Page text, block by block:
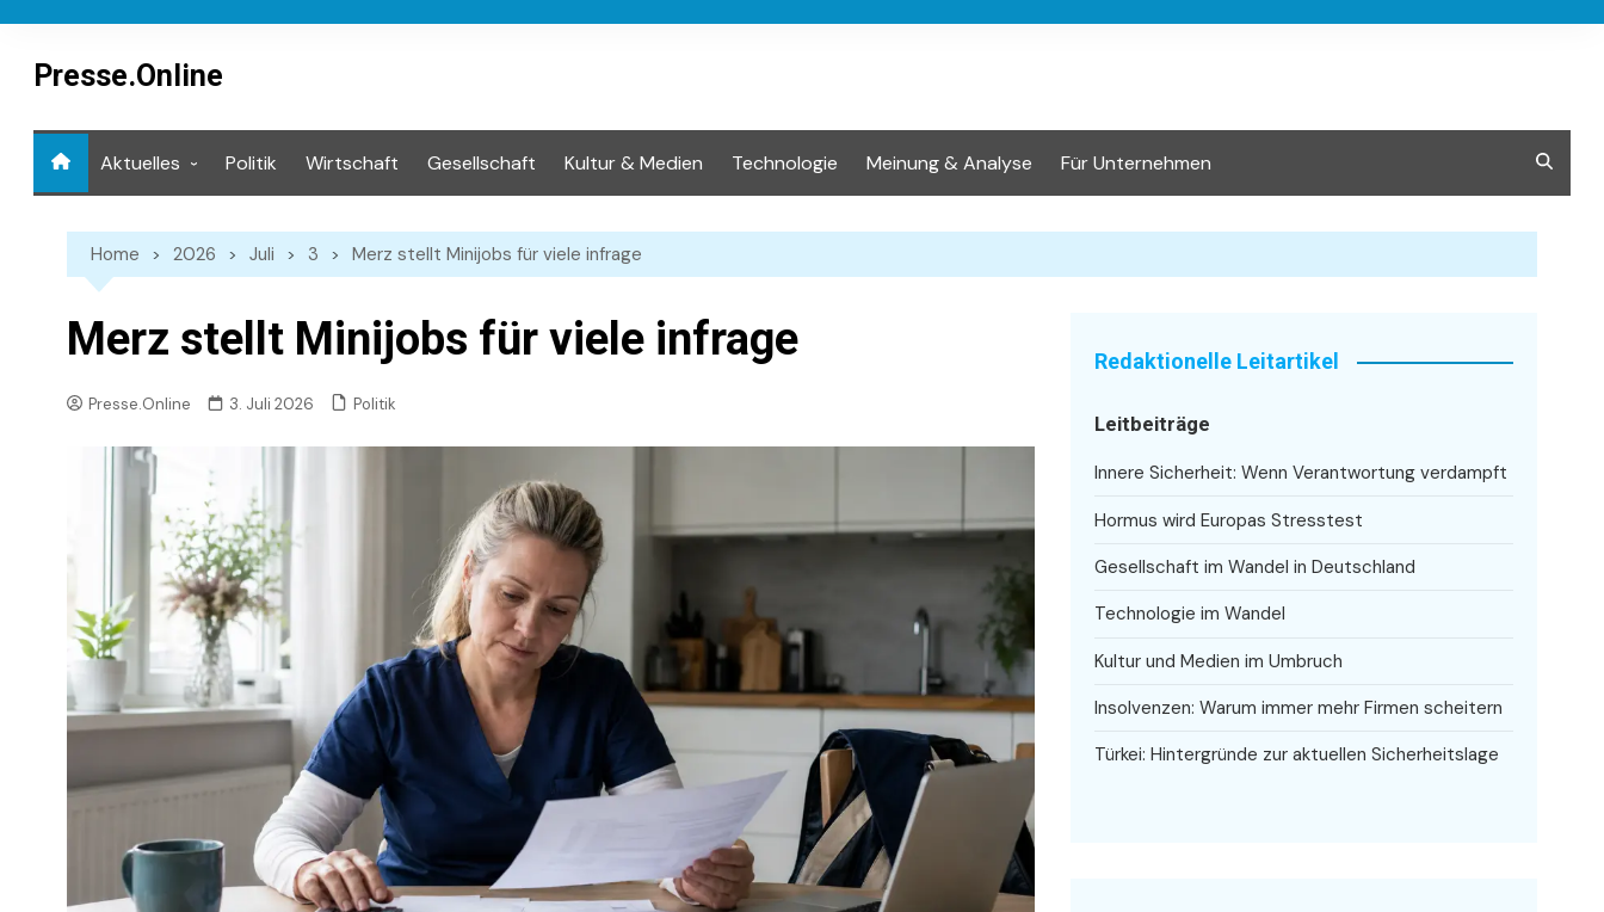
contentPresse.Online
Aktuelles Politik Wirtschaft Gesellschaft Kultur & Medien Technologie Meinung & Analyse Für Unternehmen
Home 2026 Juli 3 Merz stellt Minijobs für viele infrage
Merz stellt Minijobs für viele infrage
Presse.Online 3. Juli 2026 Politik
Redaktionelle Leitartikel
Leitbeiträge
Innere Sicherheit: Wenn Verantwortung verdampft
Hormus wird Europas Stresstest
Gesellschaft im Wandel in Deutschland
Technologie im Wandel
Kultur und Medien im Umbruch
Insolvenzen: Warum immer mehr Firmen scheitern
Türkei: Hintergründe zur aktuellen Sicherheitslage